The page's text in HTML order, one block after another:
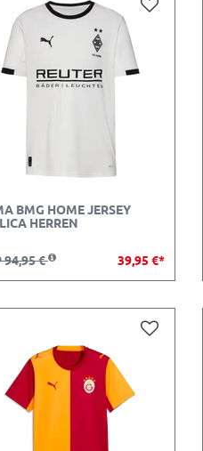
BMG HOME JERSEY
HERREN
94,95 € 39,95 €*